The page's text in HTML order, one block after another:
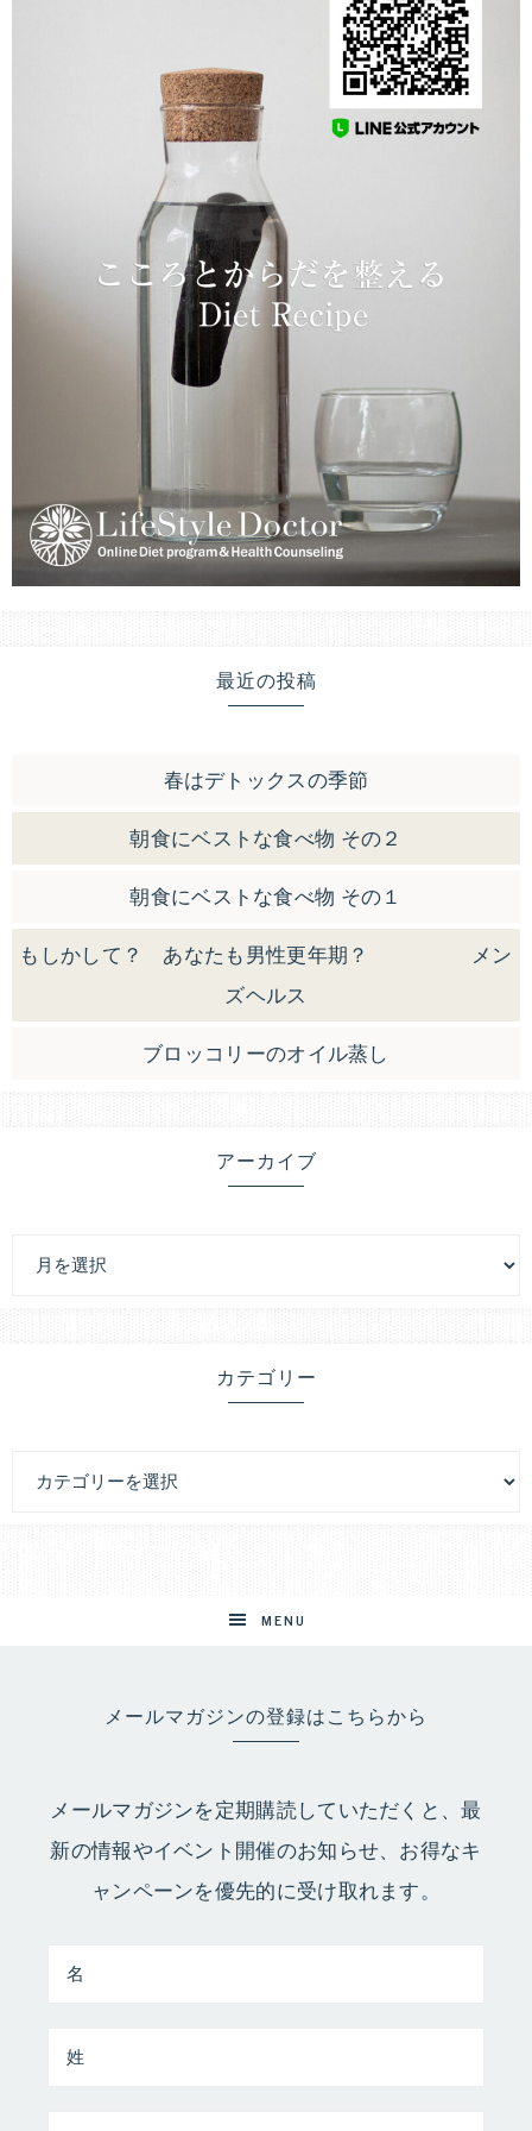
最近の投稿
春はデトックスの季節
朝食にベストな食べ物 その２
朝食にベストな食べ物 その１
もしかして？ あなたも男性更年期？ メン
ズヘルス
ブロッコリーのオイル蒸し
アーカイブ
カテゴリー
MENU
メールマガジンの登録はこちらから
メールマガジンを定期購読していただくと、最
新の情報やイベント開催のお知らせ、お得なキ
ャンペーンを優先的に受け取れます。